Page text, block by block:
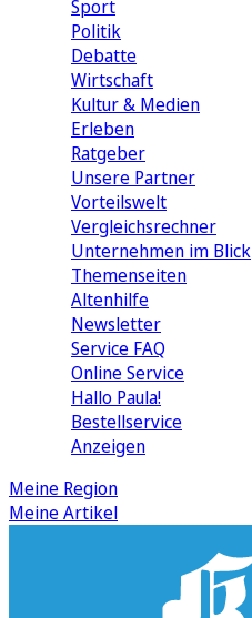
Sport
Politik
Debatte
Wirtschaft
Kultur & Medien
Erleben
Ratgeber
Unsere Partner
Vorteilswelt
Vergleichsrechner
Unternehmen im Blick
Themenseiten
Altenhilfe
Newsletter
Service FAQ
Online Service
Hallo Paula!
Bestellservice
Anzeigen
Meine Region
Meine Artikel